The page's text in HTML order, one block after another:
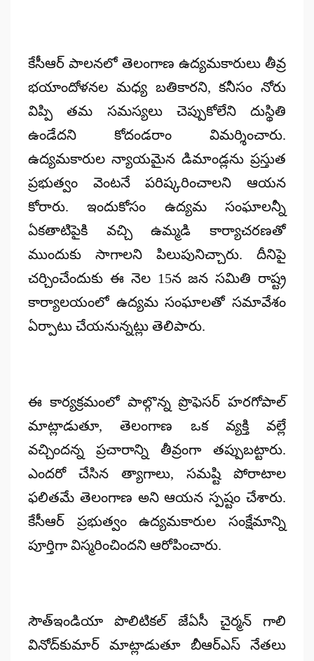
కేసీఆర్ పాలనలో తెలంగాణ ఉద్యమకారులు తీవ్ర
భయాందోళనల మధ్య బతికారని, కనీసం నోరు
విప్పి తమ సమస్యలు చెప్పుకోలేని దుస్థితి
ఉండేదని కోదండరాం విమర్శించారు.
ఉద్యమకారుల న్యాయమైన డిమాండ్లను ప్రస్తుత
ప్రభుత్వం వెంటనే పరిష్కరించాలని ఆయన
కోరారు. ఇందుకోసం ఉద్యమ సంఘాలన్నీ
ఏకతాటిపైకి వచ్చి ఉమ్మడి కార్యాచరణతో
ముందుకు సాగాలని పిలుపునిచ్చారు. దీనిపై
చర్చించేందుకు ఈ నెల 15న జన సమితి రాష్ట్ర
కార్యాలయంలో ఉద్యమ సంఘాలతో సమావేశం
ఏర్పాటు చేయనున్నట్లు తెలిపారు.
ఈ కార్యక్రమంలో పాల్గొన్న ప్రొఫెసర్ హరగోపాల్
మాట్లాడుతూ, తెలంగాణ ఒక వ్యక్తి వల్లే
వచ్చిందన్న ప్రచారాన్ని తీవ్రంగా తప్పుబట్టారు.
ఎందరో చేసిన త్యాగాలు, సమష్టి పోరాటాల
ఫలితమే తెలంగాణ అని ఆయన స్పష్టం చేశారు.
కేసీఆర్ ప్రభుత్వం ఉద్యమకారుల సంక్షేమాన్ని
పూర్తిగా విస్మరించిందని ఆరోపించారు.
సౌత్‌ఇండియా పొలిటికల్ జేఏసీ చైర్మన్ గాలి
వినోద్‌కుమార్‌ మాట్లాడుతూ బీఆర్ఎస్ నేతలు